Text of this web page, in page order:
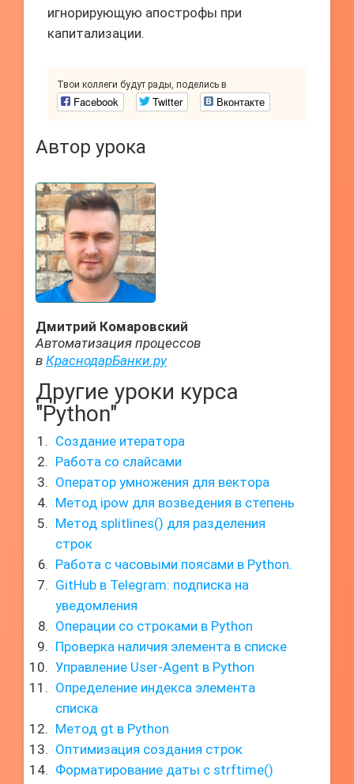
игнорирующую апострофы при
капитализации.
Твои коллеги будут рады, поделись в
Facebook Twitter Вконтакте
Автор урока
Дмитрий Комаровский
Автоматизация процессов
в КраснодарБанки.ру
Другие уроки курса
"Python"
Создание итератора
Работа со слайсами
Оператор умножения для вектора
Метод ipow для возведения в степень
Метод splitlines() для разделения
строк
Работа с часовыми поясами в Python.
GitHub в Telegram: подписка на
уведомления
Операции со строками в Python
Проверка наличия элемента в списке
Управление User-Agent в Python
Определение индекса элемента
списка
Метод gt в Python
Оптимизация создания строк
Форматирование даты с strftime()